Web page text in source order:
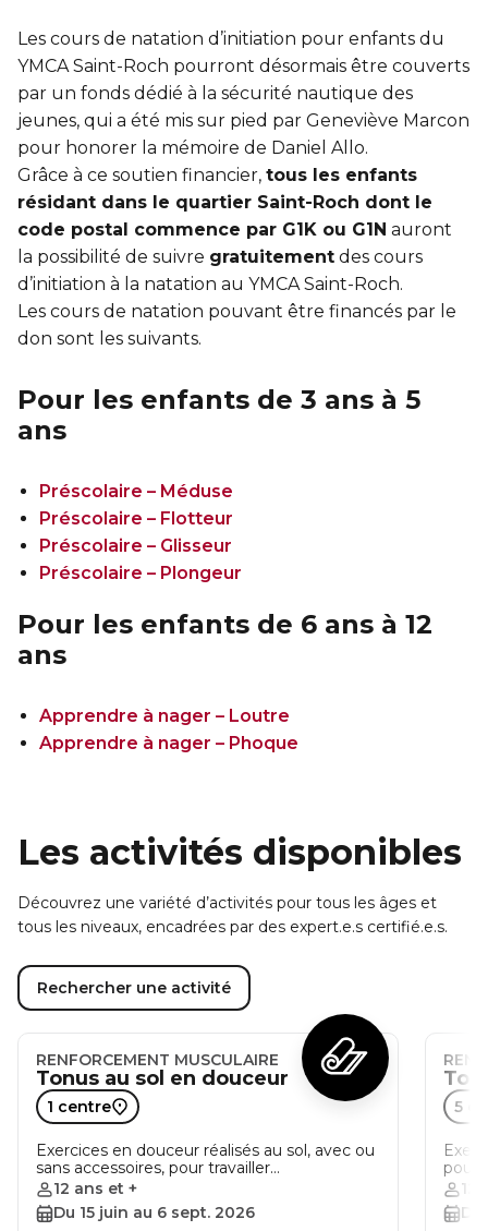
Les cours de natation d’initiation pour enfants du
YMCA Saint-Roch pourront désormais être couverts
par un fonds dédié à la sécurité nautique des
jeunes, qui a été mis sur pied par Geneviève Marcon
pour honorer la mémoire de Daniel Allo.
Grâce à ce soutien financier, tous les enfants
résidant dans le quartier Saint-Roch dont le
code postal commence par G1K ou G1N auront
la possibilité de suivre gratuitement des cours
d’initiation à la natation au YMCA Saint-Roch.
Les cours de natation pouvant être financés par le
don sont les suivants.
Pour les enfants de 3 ans à 5
ans
Préscolaire – Méduse
Préscolaire – Flotteur
Préscolaire – Glisseur
Préscolaire – Plongeur
Pour les enfants de 6 ans à 12
ans
Apprendre à nager – Loutre
Apprendre à nager – Phoque
Les activités disponibles
Découvrez une variété d’activités pour tous les âges et
tous les niveaux, encadrées par des expert.e.s certifié.e.s.
Rechercher une activité
RENFORCEMENT MUSCULAIRE
Tonus au sol en douceur
1 centre
Exercices en douceur réalisés au sol, avec ou
sans accessoires, pour travailler…
12 ans et +
Du 15 juin au 6 sept. 2026
5
pour
12
Du